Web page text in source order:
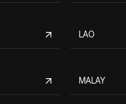
LAO
MALAY